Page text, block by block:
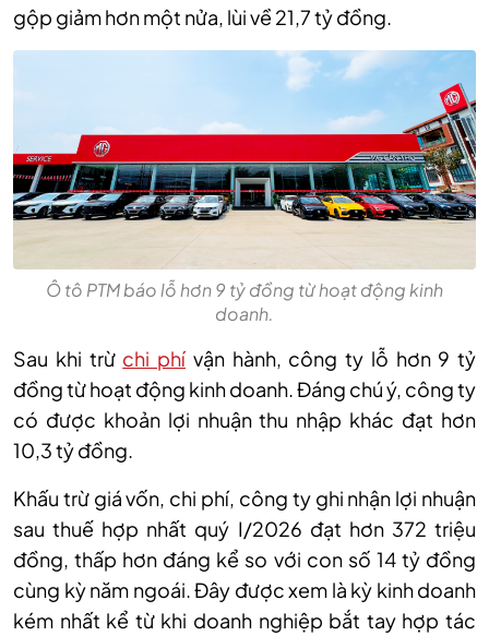
gộp giảm hơn một nửa, lùi về 21,7 tỷ đồng.
Ô tô PTM báo lỗ hơn 9 tỷ đồng từ hoạt động kinh
doanh.
Sau khi trừ chi phí vận hành, công ty lỗ hơn 9 tỷ
đồng từ hoạt động kinh doanh. Đáng chú ý, công ty
có được khoản lợi nhuận thu nhập khác đạt hơn
10,3 tỷ đồng.
Khấu trừ giá vốn, chi phí, công tyghi nhận lợi nhuận
sau thuế hợp nhất quý I/2026 đạt hơn 372 triệu
đồng, thấp hơn đáng kể so với con số 14 tỷ đồng
cùng kỳ năm ngoái. Đây được xem là kỳ kinh doanh
kém nhất kể từ khi doanh nghiệp bắt tay hợp tác